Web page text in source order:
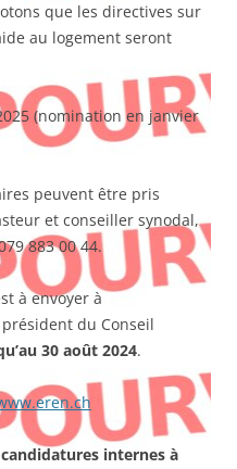
que les directives sur
au logement seront
(nomination en janvier
peuvent être pris
et conseiller synodal,
883 00 44.
à envoyer à
du Conseil
30 août 2024.
internes à